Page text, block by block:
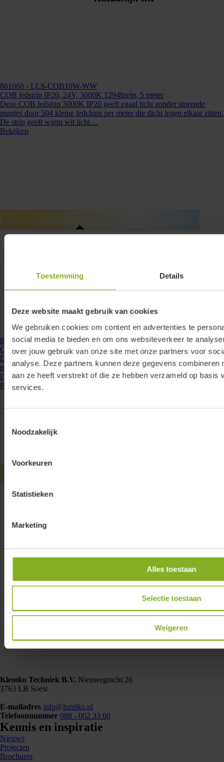
Toestemming Details
Deze website maakt gebruik van cookies
We gebruiken cookies om content en advertenties te
social media te bieden en om ons websiteverkeer te
over jouw gebruik van onze site met onze partners voor
analyse. Deze partners kunnen deze gegevens combineren
aan ze heeft verstrekt of die ze hebben verzameld op basis
services.
Noodzakelijk
Voorkeuren
Statistieken
Marketing
Alles toestaan
Selectie toestaan
Weigeren
861668 - LLS-COB10W-WW
COB ledstrip IP20, 24V, 3000K 1294lm/m, 5 meter
Deze COB ledstrip 3000K IP20 geeft egaal licht zonder storende
puntjes door 504 kleine ledchips per meter die dicht tegen elkaar zitten.
De strip geeft warm wit licht ...
Bekijken
861662- LLS-COB10W-EWW
COB ledstrip 2700K IP20, 24V, 1283lm/m, 5 meter
Deze COB ledstrip IP20 24V 2700K geeft egaal licht zonder storende
puntjes door 256 kleine ledchips per meter die dicht tegen elkaar zitten.
De strip geeft extra warm ...
Bekijken
Klemko Techniek B.V. Nieuwegracht 26
3763 LB Soest
E-mailadres info@lumiko.nl
Telefoonnummer 088 - 002 33 00
Kennis en inspiratie
Nieuws
Projecten
Brochures
Neem dan contact op +31 88 002 33
00 of info@lumiko.nl